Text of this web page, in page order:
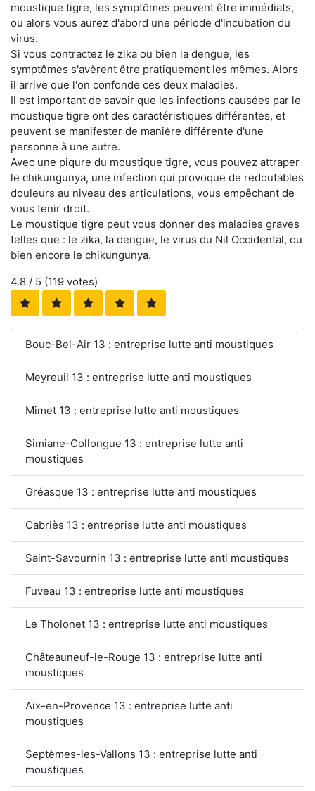
moustique tigre, les symptômes peuvent être immédiats,
ou alors vous aurez d'abord une période d'incubation du
virus.
Si vous contractez le zika ou bien la dengue, les
symptômes s'avèrent être pratiquement les mêmes. Alors
il arrive que l'on confonde ces deux maladies.
Il est important de savoir que les infections causées par le
moustique tigre ont des caractéristiques différentes, et
peuvent se manifester de manière différente d'une
personne à une autre.
Avec une piqure du moustique tigre, vous pouvez attraper
le chikungunya, une infection qui provoque de redoutables
douleurs au niveau des articulations, vous empêchant de
vous tenir droit.
Le moustique tigre peut vous donner des maladies graves
telles que : le zika, la dengue, le virus du Nil Occidental, ou
bien encore le chikungunya.
4.8 / 5 (119 votes)
Bouc-Bel-Air 13 : entreprise lutte anti moustiques
Meyreuil 13 : entreprise lutte anti moustiques
Mimet 13 : entreprise lutte anti moustiques
Simiane-Collongue 13 : entreprise lutte anti
moustiques
Gréasque 13 : entreprise lutte anti moustiques
Cabriès 13 : entreprise lutte anti moustiques
Saint-Savournin 13 : entreprise lutte anti moustiques
Fuveau 13 : entreprise lutte anti moustiques
Le Tholonet 13 : entreprise lutte anti moustiques
Châteauneuf-le-Rouge 13 : entreprise lutte anti
moustiques
Aix-en-Provence 13 : entreprise lutte anti
moustiques
Septèmes-les-Vallons 13 : entreprise lutte anti
moustiques